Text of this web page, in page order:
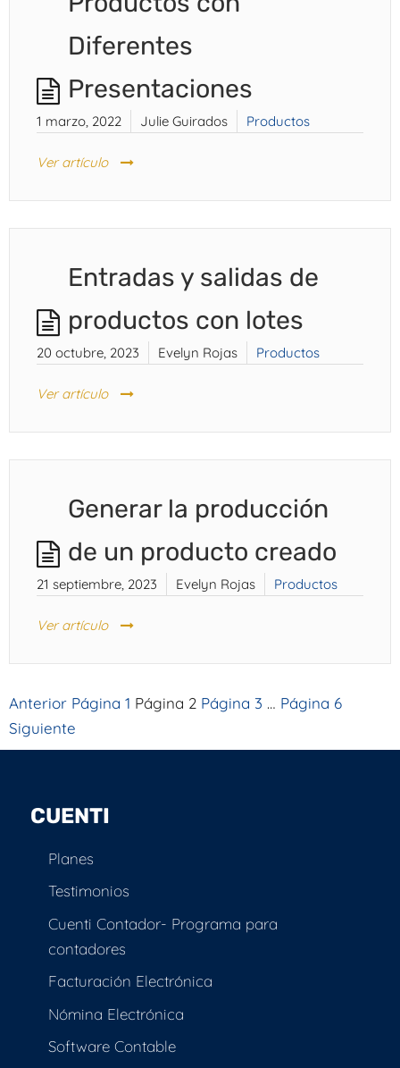
Diferentes
Presentaciones
1 marzo, 2022 Julie Guirados Productos
Ver artículo
Entradas y salidas de
productos con lotes
20 octubre, 2023 Evelyn Rojas Productos
Ver artículo
Generar la producción
de un producto creado
21 septiembre, 2023 Evelyn Rojas Productos
Ver artículo
Paginación
de
entradas
Anterior Página 1 Página 2 Página 3 … Página 6
Siguiente
CUENTI
Planes
Testimonios
Cuenti Contador- Programa para
contadores
Facturación Electrónica
Nómina Electrónica
Software Contable